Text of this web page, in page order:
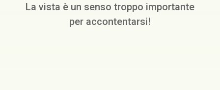
La vista è un senso troppo importante
per accontentarsi!